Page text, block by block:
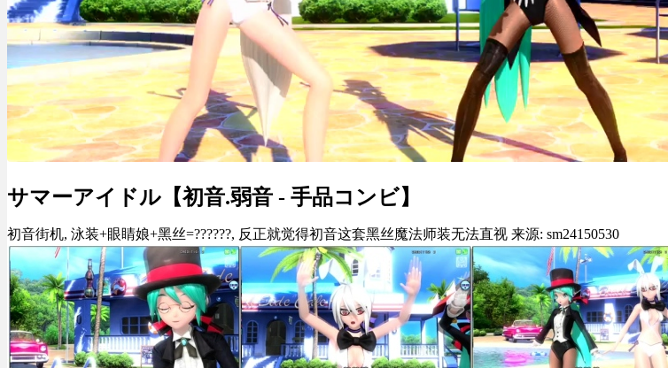
サマーアイドル【初音.弱音 - 手品コンビ】
初音街机, 泳装+眼睛娘+黑丝=??????, 反正就觉得初音这套黑丝魔法师装无法直视 来源: sm24150530